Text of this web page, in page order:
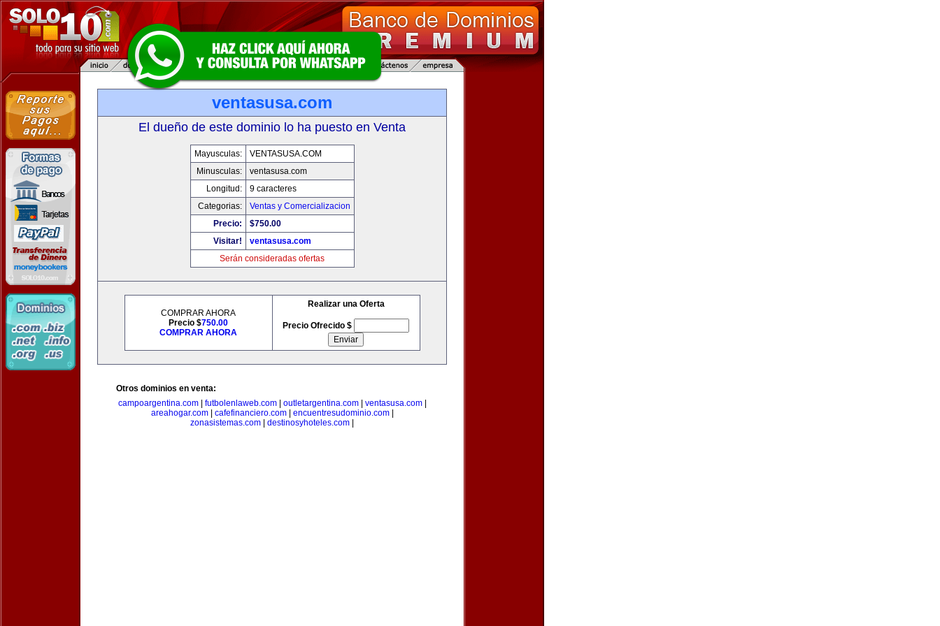
ventasusa.com
El dueño de este dominio lo ha puesto en Venta
Mayusculas:
VENTASUSA.COM
Minusculas:
ventasusa.com
Longitud:
9 caracteres
Categorias:
Ventas y Comercializacion
Precio:
$750.00
Visitar!
ventasusa.com
Serán consideradas ofertas
COMPRAR AHORA
Precio $750.00
COMPRAR AHORA
Realizar una Oferta
Precio Ofrecido $
Otros dominios en venta:
campoargentina.com| futbolenlaweb.com| outletargentina.com| ventasusa.com|
areahogar.com| cafefinanciero.com| encuentresudominio.com|
zonasistemas.com
destinosyhoteles.com